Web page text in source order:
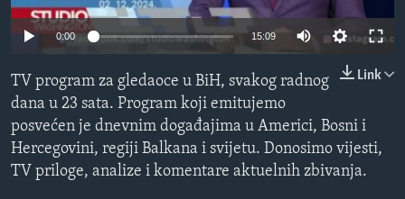
MAGAZIN
O GLASU AMERIKE
Learning English
PRATITE NAS
0:00 15:09
Link
TV program za gledaoce u BiH, svakog radnog
dana u 23 sata. Program koji emitujemo
posvećen je dnevnim događajima u Americi, Bosni i
Hercegovini, regiji Balkana i svijetu. Donosimo vijesti,
TV priloge, analize i komentare aktuelnih zbivanja.